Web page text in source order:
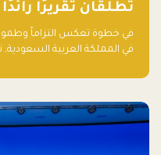
تطلقان تقريرًا
في الذكاء
السعودية
في خطوة تعكس التزاماً وطموحاً
في المملكة العربية
الذكاء الاصطناعي: خارطة